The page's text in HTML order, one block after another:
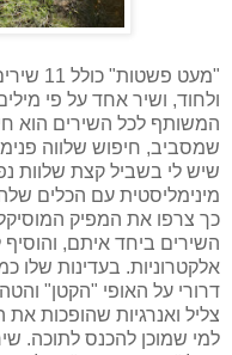
"מעט
ולחוד, ושיר אחד על פי
המשותף לכל השירים הוא
שמסביב, חיפוש שלווה
שיש לי בשביל קצת שלוות
מינימליסטית עם הכלים
כך צרפו את המפיק
השירים ביחד איתם, והוסיף
אלקטרוניות. בעדינות שלו
דרורי על האופי "הקטן"
צליל ואנרגיות שהופכות
למי שמוכן להכנס לתוכה.